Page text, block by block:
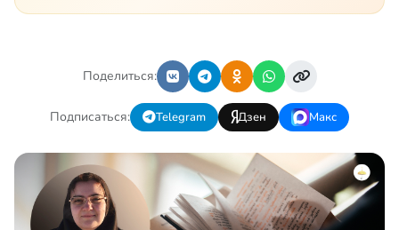
Поделиться:
Подписаться: Telegram Дзен Макс